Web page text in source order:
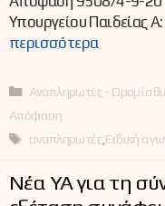
Υπουργείου Παιδείας
περισσότερα
Κατηγορίες
Αναπληρωτές -
Απόφαση
Ετικέτες
αναπληρωτές Ειδική
Νέα ΥΑ για τη